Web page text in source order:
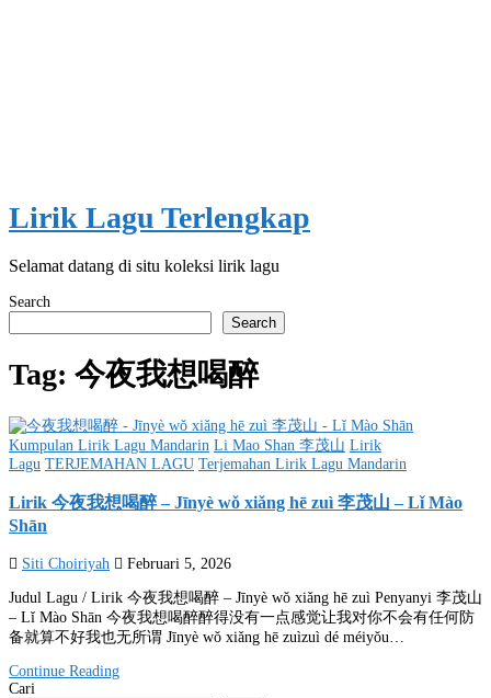
Lirik Lagu Terlengkap
Selamat datang di situ koleksi lirik lagu
Search
Search
Tag: 今夜我想喝醉
Posted
in
Kumpulan Lirik Lagu Mandarin Li Mao Shan 李茂山 Lirik
Lagu TERJEMAHAN LAGU Terjemahan Lirik Lagu Mandarin
Lirik 今夜我想喝醉 – Jīnyè wǒ xiǎng hē zuì 李茂山 – Lǐ Mào
Shān
Siti Choiriyah Februari 5, 2026
Judul Lagu / Lirik 今夜我想喝醉 – Jīnyè wǒ xiǎng hē zuì Penyanyi 李茂山
– Lǐ Mào Shān 今夜我想喝醉醉得没有一点感觉让我对你不会有任何防
备就算不好我也无所谓 Jīnyè wǒ xiǎng hē zuìzuì dé méiyǒu…
Continue Reading
Cari